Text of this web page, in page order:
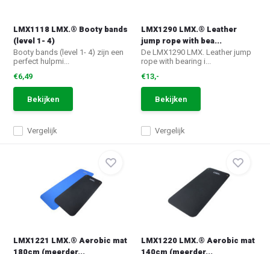
LMX1118 LMX.® Booty bands
(level 1- 4)
Booty bands (level 1- 4) zijn een
perfect hulpmi...
Vergelijk
€6,49
Bekijken
LMX1290 LMX.® Leather
jump rope with bea...
De LMX1290 LMX. Leather jump
rope with bearing i...
Vergelijk
€13,-
Bekijken
LMX1221 LMX.® Aerobic mat
LMX1220 LMX.® Aerobic mat